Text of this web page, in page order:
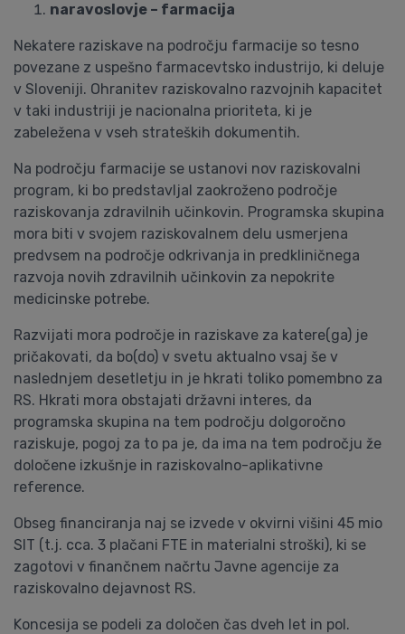
naravoslovje – farmacija
Nekatere raziskave na področju farmacije so tesno
povezane z uspešno farmacevtsko industrijo, ki deluje
v Sloveniji. Ohranitev raziskovalno razvojnih kapacitet
v taki industriji je nacionalna prioriteta, ki je
zabeležena v vseh strateških dokumentih.
Na področju farmacije se ustanovi nov raziskovalni
program, ki bo predstavljal zaokroženo področje
raziskovanja zdravilnih učinkovin. Programska skupina
mora biti v svojem raziskovalnem delu usmerjena
predvsem na področje odkrivanja in predkliničnega
razvoja novih zdravilnih učinkovin za nepokrite
medicinske potrebe.
Razvijati mora področje in raziskave za katere(ga) je
pričakovati, da bo(do) v svetu aktualno vsaj še v
naslednjem desetletju in je hkrati toliko pomembno za
RS. Hkrati mora obstajati državni interes, da
programska skupina na tem področju dolgoročno
raziskuje, pogoj za to pa je, da ima na tem področju že
določene izkušnje in raziskovalno-aplikativne
reference.
Obseg financiranja naj se izvede v okvirni višini 45 mio
SIT (t.j. cca. 3 plačani FTE in materialni stroški), ki se
zagotovi v finančnem načrtu Javne agencije za
raziskovalno dejavnost RS.
Koncesija se podeli za določen čas dveh let in pol.